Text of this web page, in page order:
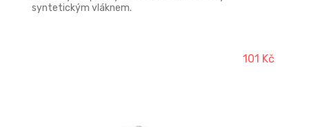
syntetickým vláknem.
101 Kč